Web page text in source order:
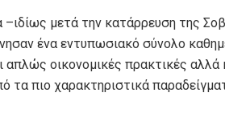
μετά την κατάρρευση της
ένα εντυπωσιακό σύνολο
οικονομικές πρακτικές αλλά
τα πιο χαρακτηριστικά